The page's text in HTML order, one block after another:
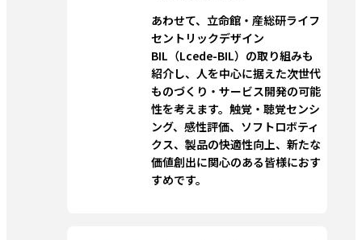
あわせて、立命館・産総研ライフ
セントリックデザイン
BIL（Lcede-BIL）の取り組みも
紹介し、人を中心に据えた次世代
ものづくり・サービス開発の可能
性を考えます。触覚・聴覚センシ
ング、感性評価、ソフトロボティ
クス、製品の快適性向上、新たな
価値創出に関心のある皆様におす
すめです。